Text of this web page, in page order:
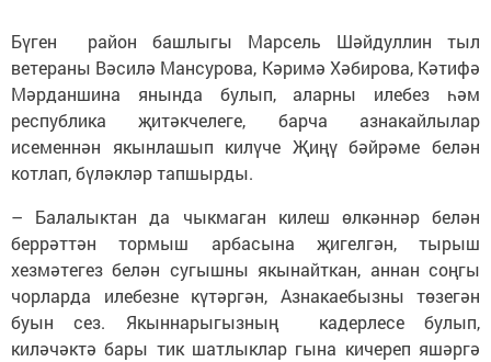
Бүген район башлыгы Марсель Шәйдуллин тыл
ветераны Вәсилә Мансурова, Кәримә Хәбирова, Кәтифә
Мәрданшина янында булып, аларны илебез һәм
республика җитәкчелеге, барча азнакайлылар
исеменнән якынлашып килүче Җиңү бәйрәме белән
котлап, бүләкләр тапшырды.
– Балалыктан да чыкмаган килеш өлкәннәр белән
беррәттән тормыш арбасына җигелгән, тырыш
хезмәтегез белән сугышны якынайткан, аннан соңгы
чорларда илебезне күтәргән, Азнакаебызны төзегән
буын сез. Якыннарыгызның кадерлесе булып,
киләчәктә бары тик шатлыклар гына кичереп яшәргә